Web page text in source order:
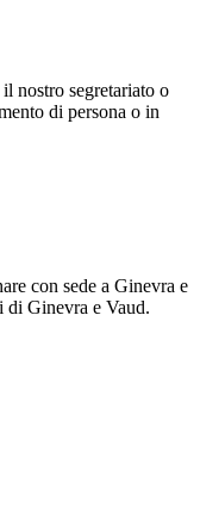
nostro segretariato o
di persona o in
con sede a Ginevra e
Ginevra e Vaud.